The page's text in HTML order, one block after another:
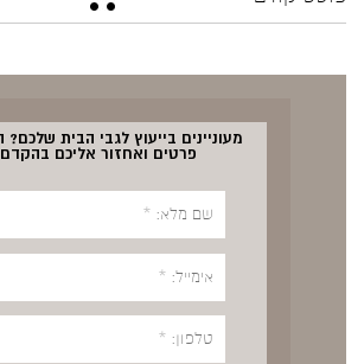
מעוניינים בייעוץ לגבי הבית שלכם?
פרטים ואחזור אליכם בהקדם